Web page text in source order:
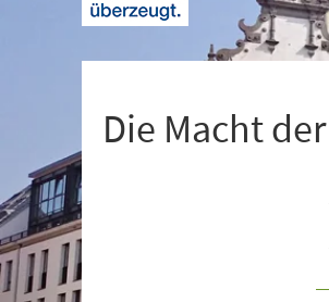
Die Macht